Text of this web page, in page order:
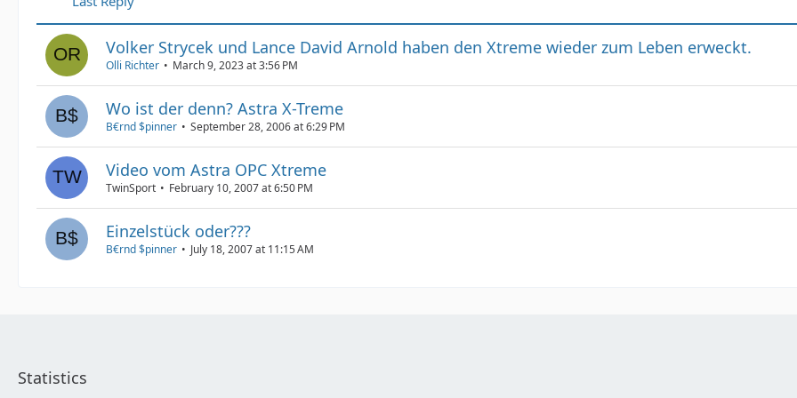
Volker Strycek und Lance David Arnold haben den Xtreme wieder zum Leben erweckt.
Olli Richter March 9, 2023 at 3:56 PM
Wo ist der denn? Astra X-Treme
B€rnd $pinner September 28, 2006 at 6:29 PM
Video vom Astra OPC Xtreme
TwinSport February 10, 2007 at 6:50 PM
Einzelstück oder???
B€rnd $pinner July 18, 2007 at 11:15 AM
Statistics